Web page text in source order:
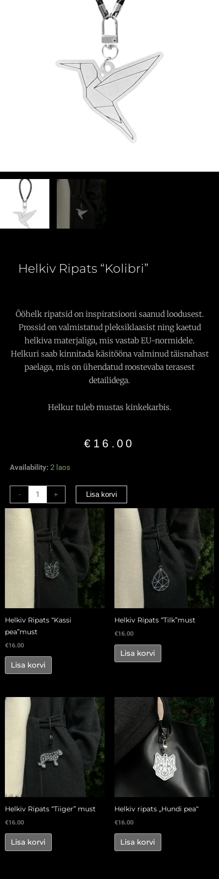
Helkiv Ripats “Kolibri”
Ööhelk ripatsid on inspiratsiooni saanud loodusest.
Prossid on valmistatud pleksiklaasist ning kaetud
helkiva materjaliga, mis vastab EU-normidele.
Helkuri saab kinnitada käsitööna valminud täisnahast
paelaga, mis on ühendatud roostevaba terasest
detailidega.
Helkur tuleb mustas kinkekarbis.
€ 16.00
Availability: 2 laos
-
Helkiv
kogus
+ Lisa korvi
Helkiv Ripats “Kassi
pea”must
€16.00
Lisa korvi
Helkiv Ripats “Tilk”must
€16.00
Lisa korvi
Helkiv Ripats “Tiiger” must
€16.00
Lisa korvi
Helkiv ripats „Hundi pea“
€16.00
Lisa korvi